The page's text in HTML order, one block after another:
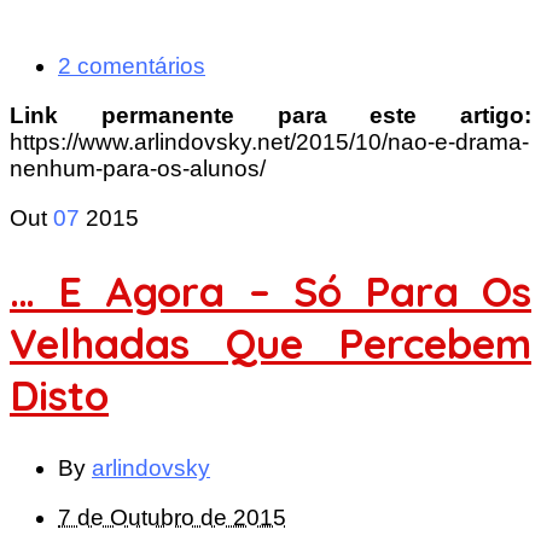
2 comentários
Link permanente para este artigo:
https://www.arlindovsky.net/2015/10/nao-e-drama-
nenhum-para-os-alunos/
Out 07 2015
… E Agora – Só Para Os
Velhadas Que Percebem
Disto
By arlindovsky
7 de Outubro de 2015